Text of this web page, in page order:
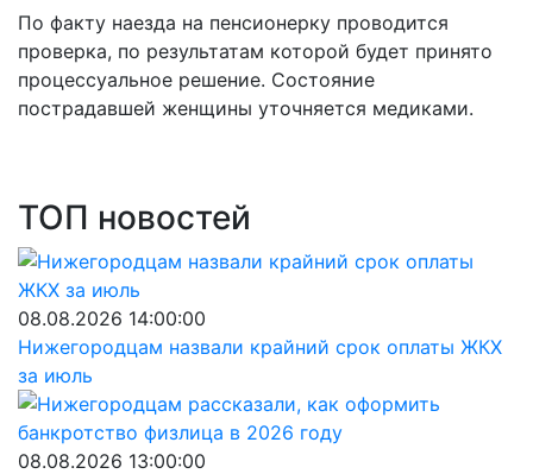
По факту наезда на пенсионерку проводится
проверка, по результатам которой будет принято
процессуальное решение. Состояние
пострадавшей женщины уточняется медиками.
ТОП новостей
08.08.2026 14:00:00
Нижегородцам назвали крайний срок оплаты ЖКХ
за июль
08.08.2026 13:00:00